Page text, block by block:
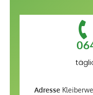
Adresse